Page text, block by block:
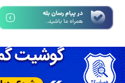
تمامی حقوق مادی و معنوی این